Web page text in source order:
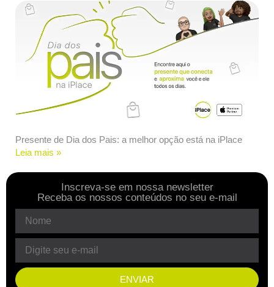
Presente de Dia dos Pais: a melhor opção está na iPlace
Leia mais »
Inscreva-se em nossa newsletter
Receba os nossos conteúdos no seu e-mail
ENVIAR